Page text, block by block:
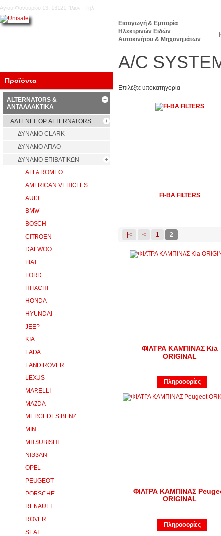
Εισαγωγή & Εμπορία
Ηλεκτρινών Ειδών
Αυτοκινήτου & Μηχανημάτων
Αγίου Φανουρίου 13, 13121, Ίλιον | Τηλ.
A/C
Επιλέξτε υποκατηγορία
FI-BA FILTERS
|< < 1 2
ΦΙΛΤΡΑ ΚΑΜΠΙΝΑΣ Kia
ORIGINAL
Πληροφορίες
ΦΙΛΤΡΑ ΚΑΜΠΙΝΑΣ
ORIGINAL
Πληροφορίες
Προϊόντα
ALTERNATORS &
ΑΝΤΑΛΛΑΚΤΙΚΑ
ΑΛΤΕΝΕΙΤΟΡ ALTERNATORS
ΔΥΝΑΜΟ CLARK
ΔΥΝΑΜΟ ΑΠΛΟ
ΔΥΝΑΜΟ ΕΠΙΒΑΤΙΚΩΝ
ALFA ROMEO
AMERICAN VEHICLES
AUDI
BMW
BOSCH
CITROEN
DAEWOO
FIAT
FORD
HITACHI
HONDA
HYUNDAI
JEEP
KIA
LADA
LAND ROVER
LEXUS
MARELLI
MAZDA
MERCEDES BENZ
MINI
MITSUBISHI
NISSAN
OPEL
PEUGEOT
PORSCHE
RENAULT
ROVER
SEAT